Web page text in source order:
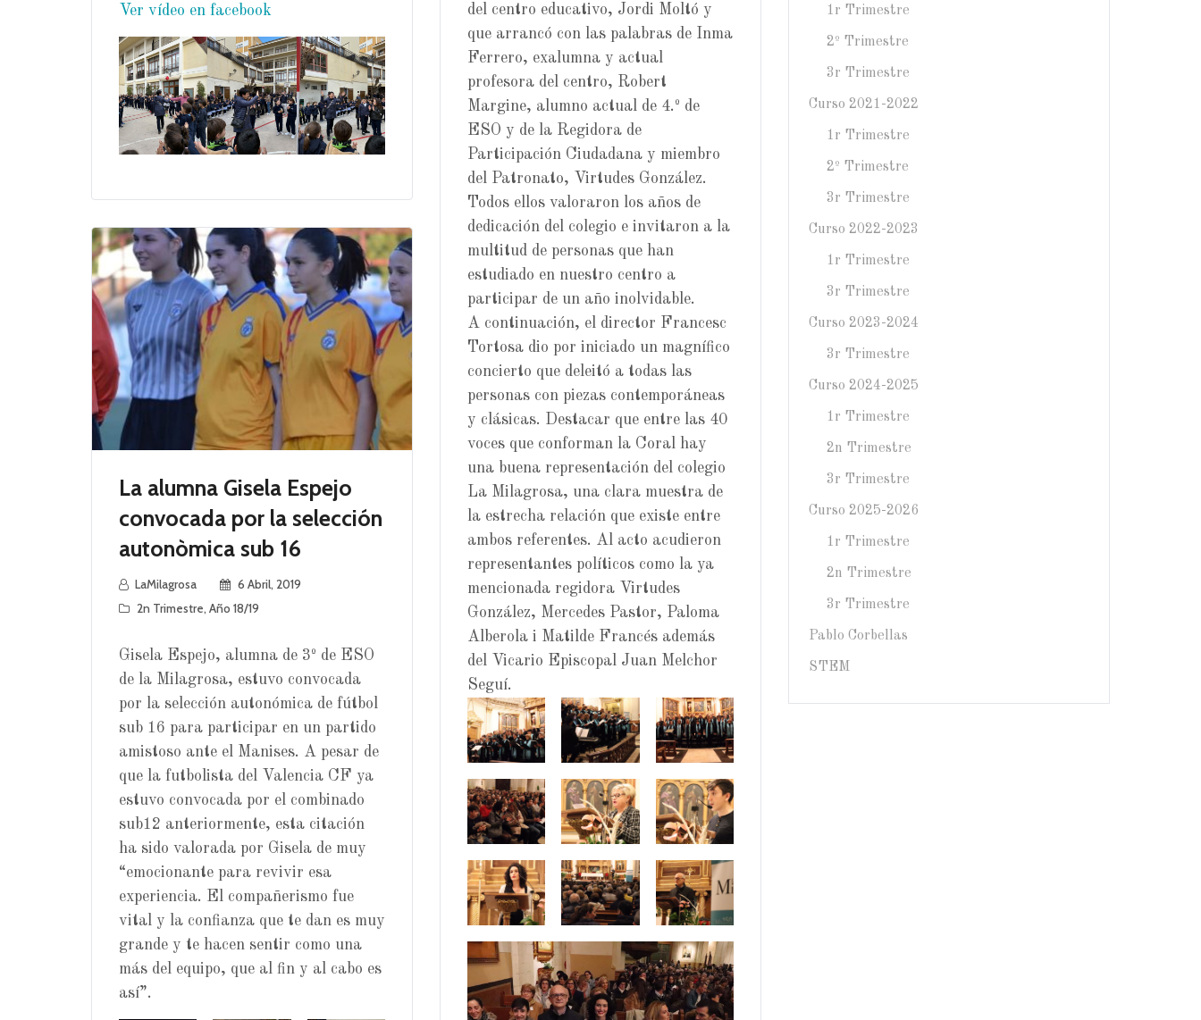
Ver vídeo en facebook
del centro educativo, Jordi Moltó y
que arrancó con las palabras de Inma
Ferrero, exalumna y actual
profesora del centro, Robert
Margine, alumno actual de 4.º de
ESO y de la Regidora de
Participación Ciudadana y miembro
del Patronato, Virtudes González.
Todos ellos valoraron los años de
dedicación del colegio e invitaron a la
multitud de personas que han
estudiado en nuestro centro a
participar de un año inolvidable.
A continuación, el director Francesc
Tortosa dio por iniciado un magnífico
concierto que deleitó a todas las
personas con piezas contemporáneas
y clásicas. Destacar que entre las 40
voces que conforman la Coral hay
una buena representación del colegio
La Milagrosa, una clara muestra de
la estrecha relación que existe entre
ambos referentes. Al acto acudieron
representantes políticos como la ya
mencionada regidora Virtudes
González, Mercedes Pastor, Paloma
Alberola i Matilde Francés además
del Vicario Episcopal Juan Melchor
Seguí.
La alumna Gisela Espejo
convocada por la selección
autonòmica sub 16
LaMilagrosa
6 Abril, 2019
2n Trimestre, Año 18/19
Gisela Espejo, alumna de 3º de ESO
de la Milagrosa, estuvo convocada
por la selección autonómica de fútbol
sub 16 para participar en un partido
amistoso ante el Manises. A pesar de
que la futbolista del Valencia CF ya
estuvo convocada por el combinado
sub12 anteriormente, esta citación
ha sido valorada por Gisela de muy
“emocionante para revivir esa
experiencia. El compañerismo fue
vital y la confianza que te dan es muy
grande y te hacen sentir como una
más del equipo, que al fin y al cabo es
así”.
1r Trimestre
2º Trimestre
3r Trimestre
Curso 2021-2022
1r Trimestre
2º Trimestre
3r Trimestre
Curso 2022-2023
1r Trimestre
3r Trimestre
Curso 2023-2024
3r Trimestre
Curso 2024-2025
1r Trimestre
2n Trimestre
3r Trimestre
Curso 2025-2026
1r Trimestre
2n Trimestre
3r Trimestre
Pablo Corbellas
STEM